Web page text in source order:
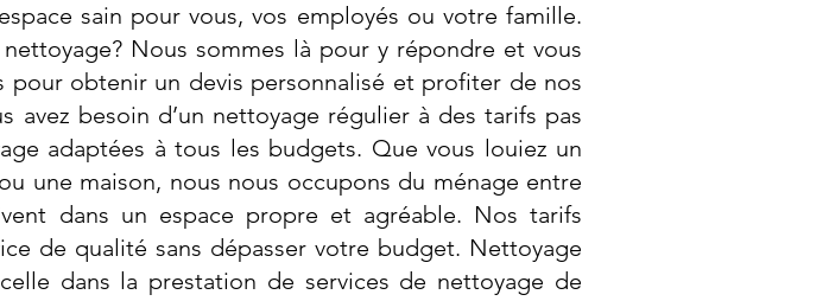
sain pour vous, vos employés ou votre famille.
Nous sommes là pour y répondre et vous
obtenir un devis personnalisé et profiter de nos
besoin d’un nettoyage régulier à des tarifs pas
adaptées à tous les budgets. Que vous louiez un
une maison, nous nous occupons du ménage entre
dans un espace propre et agréable. Nos tarifs
de qualité sans dépasser votre budget. Nettoyage
dans la prestation de services de nettoyage de